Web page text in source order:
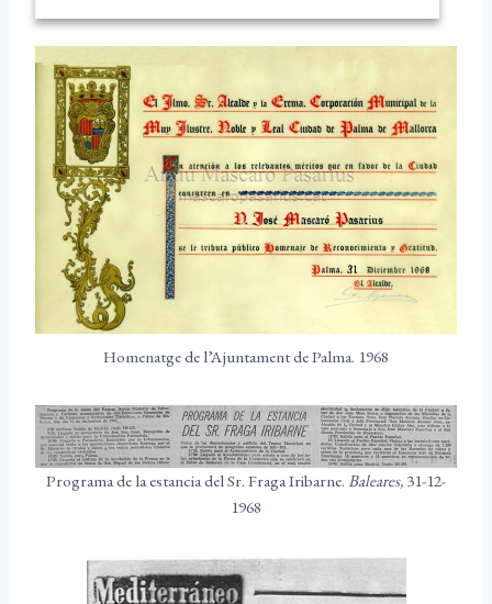
Homenatge de l’Ajuntament de Palma. 1968
Programa de la estancia del Sr. Fraga Iribarne. Baleares, 31-12-
1968